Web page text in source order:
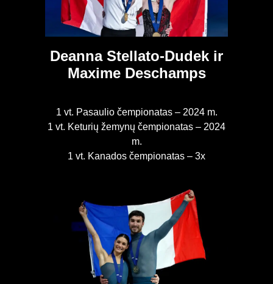
Deanna Stellato-Dudek ir
Maxime Deschamps
1 vt. Pasaulio čempionatas – 2024 m.
1 vt. Keturių žemynų čempionatas – 2024
m.
1 vt. Kanados čempionatas – 3x